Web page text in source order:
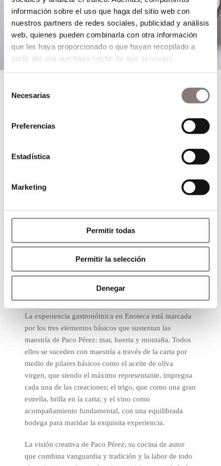
información sobre el uso que haga del sitio web con
nuestros partners de redes sociales, publicidad y análisis
web, quienes pueden combinarla con otra información
que les haya proporcionado o que hayan recopilado a
partir del uso que haya hecho de sus servicios.
Necesarias
Preferencias
Estadística
Marketing
Permitir todas
Permitir la selección
Denegar
Sabores mediterráneos
La experiencia gastronómica en Enoteca está marcada
por los tres elementos básicos que sustentan las
maestría de Paco Pérez: mar, huerta y montaña. Todos
ellos se suceden con maestría a través de la carta por
medio de pilares básicos como el aceite de oliva
virgen, que siendo el máximo representante, impregna
cada una de las creaciones; el trigo, que como una gran
estrella, brilla en la carta; y el vino como
acompañamiento fundamental, con una equilibrada
bodega para maridar la exquisita experiencia.
La visión creativa de Paco Pérez; su cocina de autor
que combina vanguardia y tradición y la labor de todo